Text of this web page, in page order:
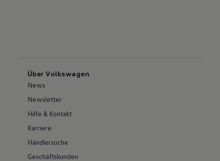
Über Volkswagen
News
Newsletter
Hilfe & Kontakt
Karriere
Händlersuche
Geschäftskunden